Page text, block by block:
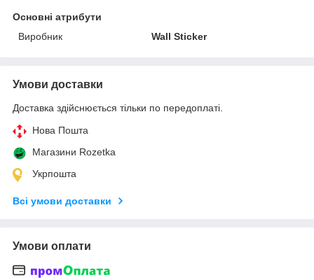
Основні атрибути
Виробник
Wall Sticker
Умови доставки
Доставка здійснюється тільки по передоплаті.
Нова Пошта
Магазини Rozetka
Укрпошта
Всі умови доставки
Умови оплати